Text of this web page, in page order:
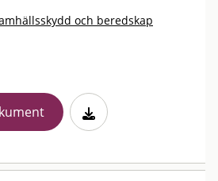
och beredskap